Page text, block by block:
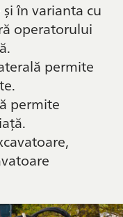
în varianta cu
operatorului
permite
permite